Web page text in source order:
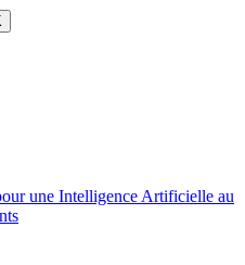
une Intelligence Artificielle au